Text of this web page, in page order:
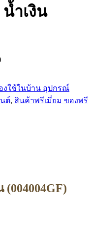
ำเงิน
งใช้ในบ้าน อุปกรณ์
ต์, สินค้าพรีเมี่ยม ของพรี
(004004GF)